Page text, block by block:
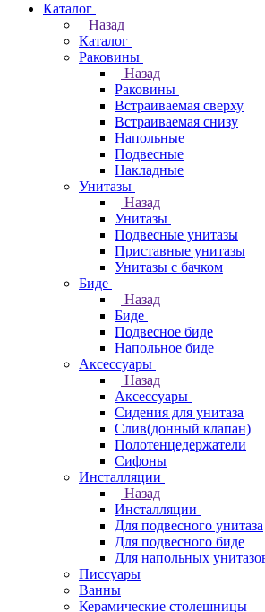
Каталог
Назад
Каталог
Раковины
Назад
Раковины
Встраиваемая сверху
Встраиваемая снизу
Напольные
Подвесные
Накладные
Унитазы
Назад
Унитазы
Подвесные унитазы
Приставные унитазы
Унитазы с бачком
Биде
Назад
Биде
Подвесное биде
Напольное биде
Аксессуары
Назад
Аксессуары
Сидения для унитаза
Слив(донный клапан)
Полотенцедержатели
Сифоны
Инсталляции
Назад
Инсталляции
Для подвесного унитаза
Для подвесного биде
Для напольных
Писсуары
Ванны
Керамические столешницы